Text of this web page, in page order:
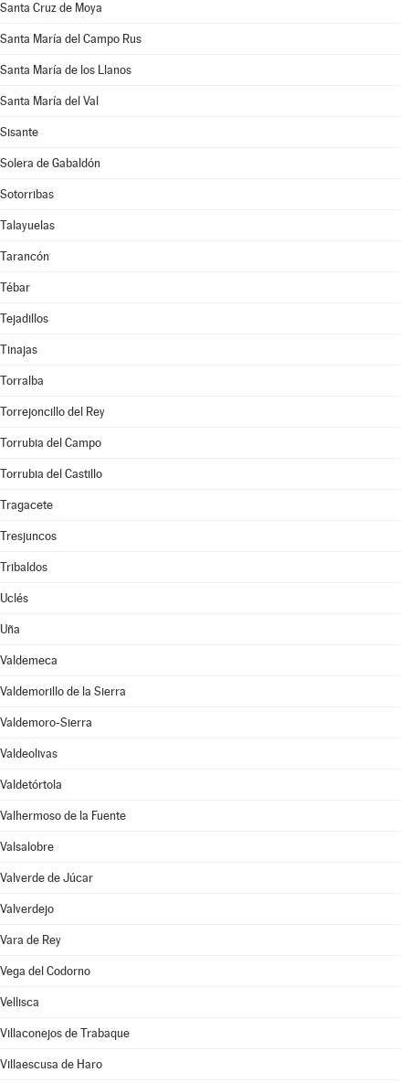
Santa Cruz de Moya
Santa María del Campo Rus
Santa María de los Llanos
Santa María del Val
Sisante
Solera de Gabaldón
Sotorribas
Talayuelas
Tarancón
Tébar
Tejadillos
Tinajas
Torralba
Torrejoncillo del Rey
Torrubia del Campo
Torrubia del Castillo
Tragacete
Tresjuncos
Tribaldos
Uclés
Uña
Valdemeca
Valdemorillo de la Sierra
Valdemoro-Sierra
Valdeolivas
Valdetórtola
Valhermoso de la Fuente
Valsalobre
Valverde de Júcar
Valverdejo
Vara de Rey
Vega del Codorno
Vellisca
Villaconejos de Trabaque
Villaescusa de Haro